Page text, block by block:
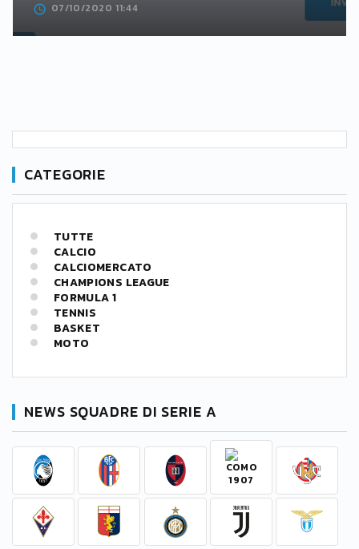
07/10/2020 11:44
CATEGORIE
TUTTE
CALCIO
CALCIOMERCATO
CHAMPIONS LEAGUE
FORMULA 1
TENNIS
BASKET
MOTO
NEWS SQUADRE DI SERIE A